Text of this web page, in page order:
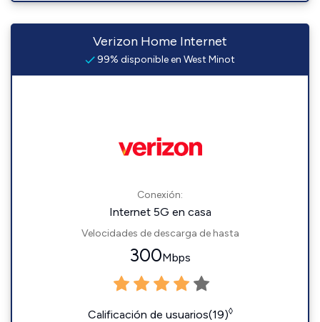
Verizon Home Internet
99% disponible en West Minot
Conexión:
Internet 5G en casa
Velocidades de descarga de hasta
300Mbps
Calificación de usuarios(19)◊